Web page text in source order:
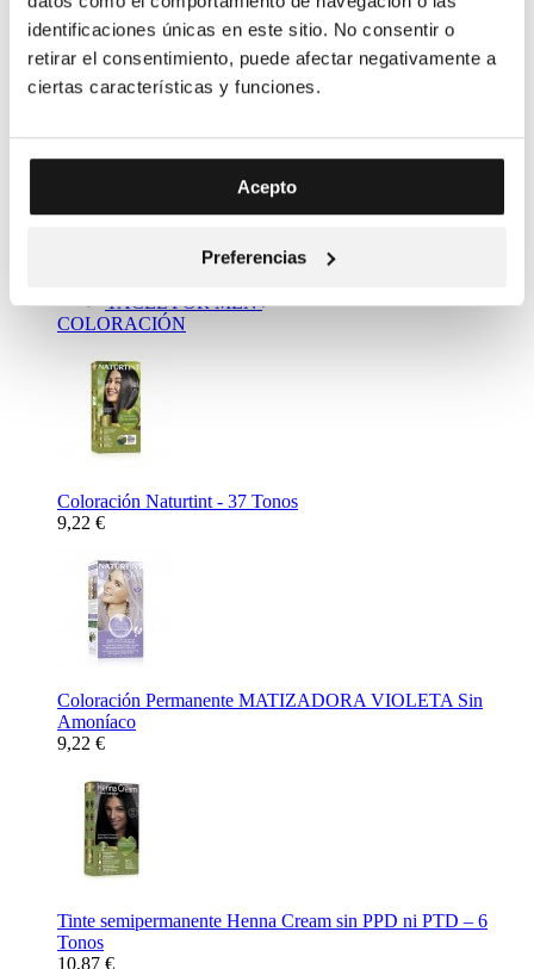
identificaciones únicas en este sitio. No consentir o
retirar el consentimiento, puede afectar negativamente a
ciertas características y funciones.
Acepto
Preferencias
11,20 €
NATURTINT
YACEL FOR MEN
COLORACIÓN
Coloración Naturtint - 37 Tonos
9,22 €
Coloración Permanente MATIZADORA VIOLETA Sin
Amoníaco
9,22 €
Tinte semipermanente Henna Cream sin PPD ni PTD – 6
Tonos
10,87 €